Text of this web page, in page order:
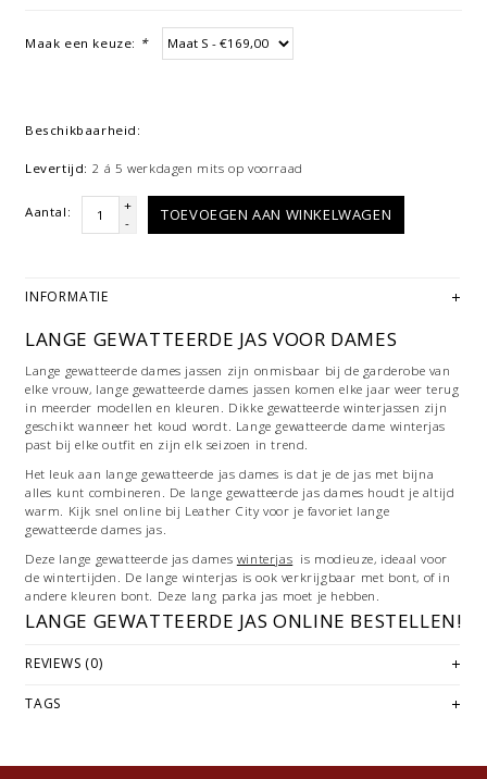
Maak een keuze: *
Beschikbaarheid:
Levertijd: 2 á 5 werkdagen mits op voorraad
Aantal:
+
-
TOEVOEGEN AAN WINKELWAGEN
INFORMATIE
LANGE GEWATTEERDE JAS VOOR DAMES
Lange gewatteerde dames jassen zijn onmisbaar bij de garderobe van
elke vrouw, lange gewatteerde dames jassen komen elke jaar weer terug
in meerder modellen en kleuren. Dikke gewatteerde winterjassen zijn
geschikt wanneer het koud wordt. Lange gewatteerde dame winterjas
past bij elke outfit en zijn elk seizoen in trend.
Het leuk aan lange gewatteerde jas dames is dat je de jas met bijna
alles kunt combineren. De lange gewatteerde jas dames houdt je altijd
warm. Kijk snel online bij Leather City voor je favoriet lange
gewatteerde dames jas.
Deze lange gewatteerde jas dames winterjas is modieuze, ideaal voor
de wintertijden. De lange winterjas is ook verkrijgbaar met bont, of in
andere kleuren bont. Deze lang parka jas moet je hebben.
LANGE GEWATTEERDE JAS ONLINE BESTELLEN!
hoogwaardig kwaliteit en scherp prijs vindt u niet makkelijk. Onze
warme winterjas. Bij ons kunt u ook terecht voor dames leren
REVIEWS (0)
TAGS